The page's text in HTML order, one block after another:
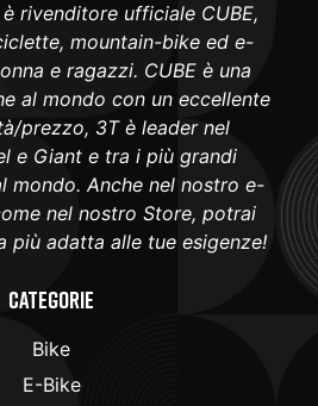
è rivenditore ufficiale CUBE,
mountain-bike ed e-
e ragazzi. CUBE è una
al mondo con un eccellente
prezzo, 3T è leader nel
e Giant e tra i più grandi
mondo. Anche nel nostro e-
nel nostro Store, potrai
più adatta alle tue esigenze!
Categorie
Bike
E-Bike